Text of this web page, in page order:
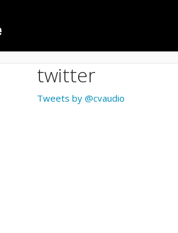
twitter
Tweets by @cvaudio